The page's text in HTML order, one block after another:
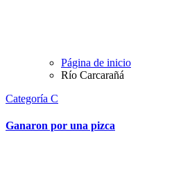
Página de inicio
Río Carcarañá
Categoría C
Ganaron por una pizca